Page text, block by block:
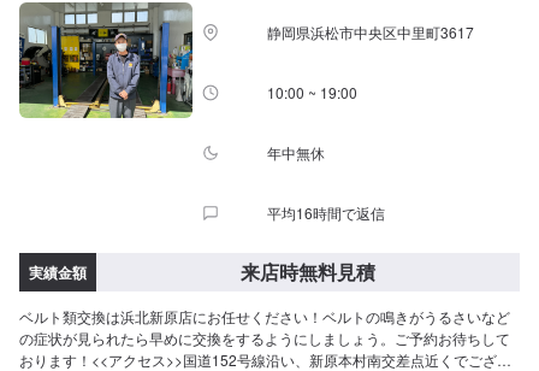
静岡県浜松市中央区中里町3617
10:00 ~ 19:00
年中無休
平均16時間で返信
実績金額 来店時無料見積
ベルト類交換は浜北新原店にお任せください！ベルトの鳴きがうるさいなど
の症状が見られたら早めに交換をするようにしましょう。ご予約お待ちして
おります！<<アクセス>>国道152号線沿い、新原本村南交差点近くでござい